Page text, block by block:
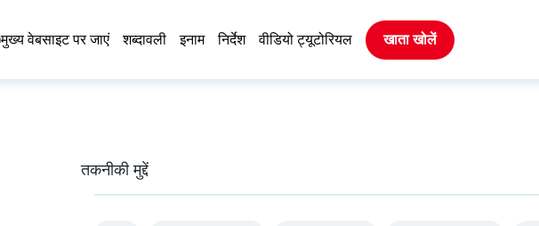
मुख्य वेबसाइट पर जाएं शब्दावली इनाम निर्देश वीडियो ट्यूटोरियल खाता खोलें
तकनीकी मुद्दें